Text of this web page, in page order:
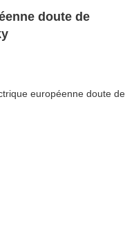
doute de